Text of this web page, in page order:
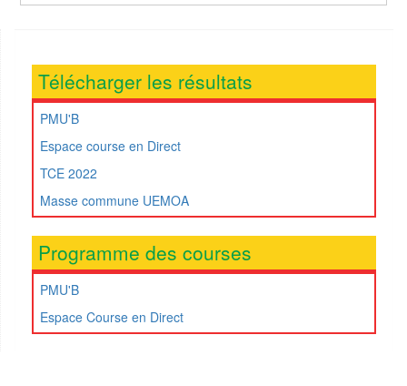
Télécharger les résultats
PMU'B
Espace course en Direct
TCE 2022
Masse commune UEMOA
Programme des courses
PMU'B
Espace Course en Direct